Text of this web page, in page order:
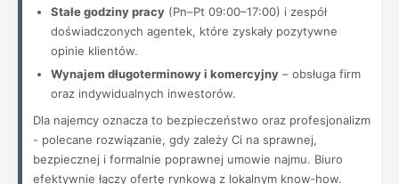
Stałe godziny pracy (Pn–Pt 09:00–17:00) i zespół
doświadczonych agentek, które zyskały pozytywne
opinie klientów.
Wynajem długoterminowy i komercyjny – obsługa firm
oraz indywidualnych inwestorów.
Dla najemcy oznacza to bezpieczeństwo oraz profesjonalizm
- polecane rozwiązanie, gdy zależy Ci na sprawnej,
bezpiecznej i formalnie poprawnej umowie najmu. Biuro
efektywnie łączy ofertę rynkową z lokalnym know‑how.